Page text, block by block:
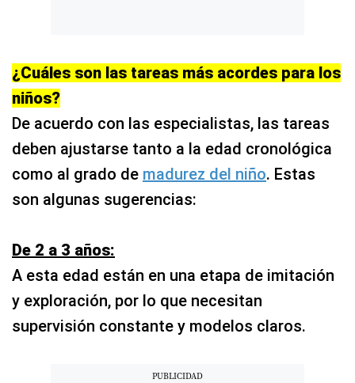
¿Cuáles son las tareas más acordes para los
niños?
De acuerdo con las especialistas, las tareas
deben ajustarse tanto a la edad cronológica
como al grado de madurez del niño. Estas
son algunas sugerencias:
De 2 a 3 años:
A esta edad están en una etapa de imitación
y exploración, por lo que necesitan
supervisión constante y modelos claros.